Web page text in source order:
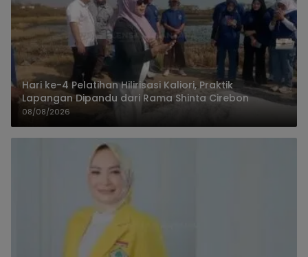
Hari ke-4 Pelatihan Hilirisasi Kaliori, Praktik
Lapangan Dipandu dari Rama Shinta Cirebon
08/08/2026